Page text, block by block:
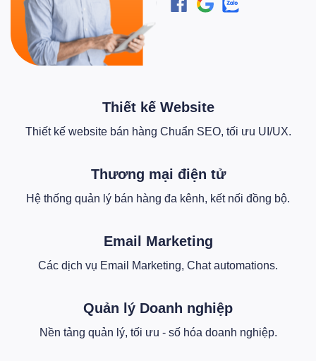
Thiết kế Website
Thiết kế website bán hàng Chuẩn SEO, tối ưu UI/UX.
Thương mại điện tử
Hệ thống quản lý bán hàng đa kênh, kết nối đồng bộ.
Email Marketing
Các dịch vụ Email Marketing, Chat automations.
Quản lý Doanh nghiệp
Nền tảng quản lý, tối ưu - số hóa doanh nghiệp.